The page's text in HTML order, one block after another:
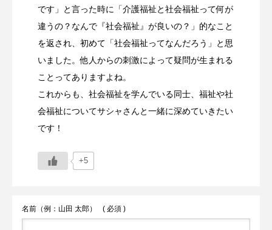
です」と言った時に「介護福祉と社会福祉って何が
違うの？なんで『社会福祉』が良いの？」的なこと
を返され、初めて「社会福祉ってなんだろう」と思
いました。他人からの刺激によって疑問が生まれる
ことってありますよね。
これからも、社会福祉を学んでいる同士、福祉や社
会福祉についてサシャさんと一緒に深めていきたい
です！
+5
名前（例：山田 太郎） ( 必須 )